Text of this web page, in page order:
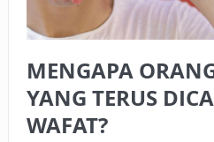
KEPEMILIKANNYA BERUBAH
ISTIDLAL BATIL VS ISTIDLAL
BAHASA CINTA KARENA ALLAH
HUKUM MEMBAYAR ZAKAT
MENGAPA
YANG TERUS
WAFAT?